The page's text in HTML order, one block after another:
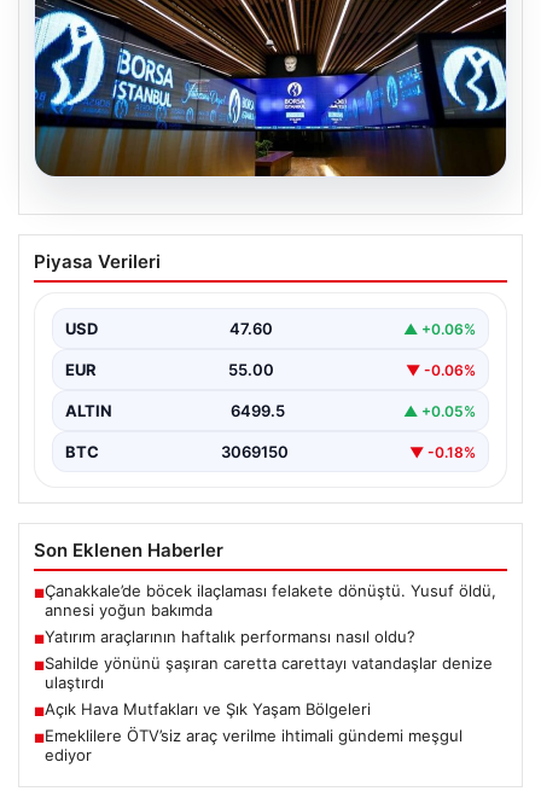
05.08.2026
Yatırım araçlarının haftalık performansı
nasıl oldu?
Piyasa Verileri
USD 47.60 ▲ +0.06%
EUR 55.00 ▼ -0.06%
ALTIN 6499.5 ▲ +0.05%
BTC 3069150 ▼ -0.18%
Son Eklenen Haberler
■Çanakkale’de böcek ilaçlaması felakete dönüştü. Yusuf öldü,
annesi yoğun bakımda
■Yatırım araçlarının haftalık performansı nasıl oldu?
■Sahilde yönünü şaşıran caretta carettayı vatandaşlar denize
ulaştırdı
■Açık Hava Mutfakları ve Şık Yaşam Bölgeleri
■Emeklilere ÖTV’siz araç verilme ihtimali gündemi meşgul
ediyor